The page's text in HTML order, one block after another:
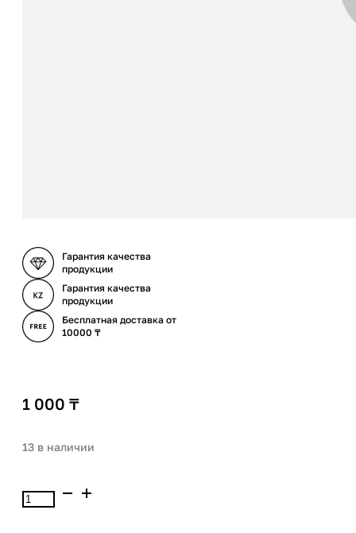
Гарантия качества
продукции
Гарантия качества
продукции
Бесплатная доставка от
10000 ₸
1 000 ₸
13 в наличии
Количество
товара